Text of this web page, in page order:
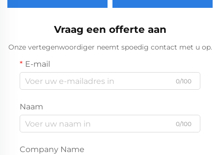
bits
Vraag een offerte aan
Onze vertegenwoordiger neemt spoedig contact met u op.
E-mail
0/100
Naam
0/100
Company Name